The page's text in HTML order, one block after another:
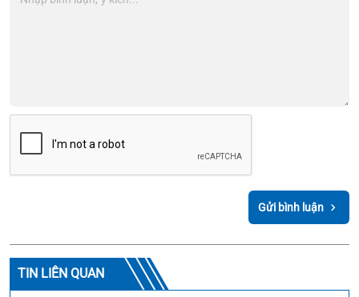
Gửi bình luận
TIN LIÊN QUAN